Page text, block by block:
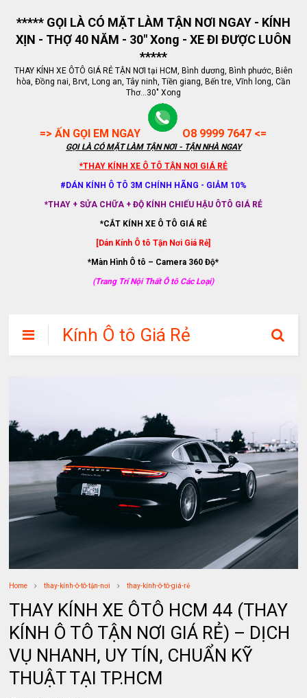
***** GỌI LÀ CÓ MẶT LÀM TẬN NƠI NGAY - KÍNH
XỊN - THỢ 40 NĂM - 30" Xong - XE ĐI ĐƯỢC LUÔN
*****
THAY KÍNH XE ÔTÔ GIÁ RẺ TẬN NƠI tại HCM, Bình dương, Bình phước, Biên
hòa, Đồng nai, Brvt, Long an, Tây ninh, Tiền giang, Bến tre, Vĩnh long, Cần
Thơ...30" Xong
=> ẤN GỌI EM NGAY O8 9999 7647 <=
GỌI LÀ CÓ MẶT LÀM TẬN NƠI - TẬN NHÀ NGAY
*THAY KÍNH XE Ô TÔ TẬN NƠI GIÁ RẺ
#DÁN KÍNH Ô TÔ 3M CHÍNH HÃNG - GIẢM 10%
*THAY + SỬA CHỮA + ĐỘ KÍNH CHIẾU HẬU ÔTÔ GIÁ RẺ
*CẮT KÍNH XE Ô TÔ GIÁ RẺ
[Dán Kính Ô tô Tận Nơi Giá Rẻ]
*Màn Hình Ô tô – Camera 360 Độ*
(Trang Trí Nội Thất Ô tô Các Loại)
Kính Ô tô Giá Rẻ
Home thay-kính-ô-tô-tận-nơi thay-kính-ô-tô-giá-rẻ
THAY KÍNH XE ÔTÔ HCM 44 (THAY
KÍNH Ô TÔ TẬN NƠI GIÁ RẺ) – DỊCH
VỤ NHANH, UY TÍN, CHUẨN KỸ
THUẬT TẠI TP.HCM